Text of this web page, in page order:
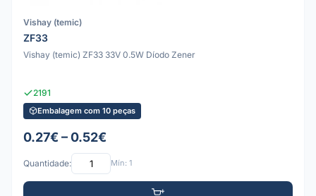
Vishay (temic)
ZF33
Vishay (temic) ZF33 33V 0.5W Díodo Zener
2191
Embalagem com 10 peças
0.27€ – 0.52€
Quantidade: Mín: 1